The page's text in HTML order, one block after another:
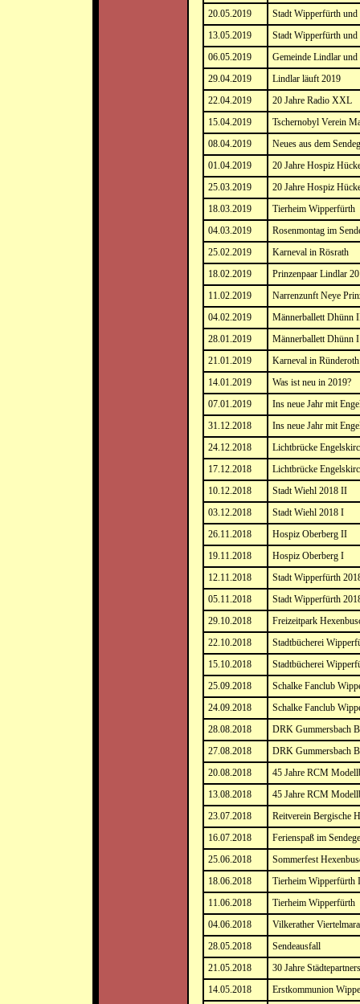
20.05.2019
Stadt Wipperfürth
13.05.2019
Stadt Wipperfürth
06.05.2019
Gemeinde Lindlar und
29.04.2019
Lindlar läuft 2019
22.04.2019
20 Jahre Radio XXL
15.04.2019
Tschernobyl Verein
08.04.2019
Neues aus dem
01.04.2019
20 Jahre Hospiz
25.03.2019
20 Jahre Hospiz
18.03.2019
Tierheim Wipperfürth
04.03.2019
Rosenmontag im
25.02.2019
Karneval in Rösrath
18.02.2019
Prinzenpaar Lindlar
11.02.2019
Narrenzunft Neye
04.02.2019
Männerballett Dhünn
28.01.2019
Männerballett Dhünn I
21.01.2019
Karneval in
14.01.2019
Was ist neu in 2019?
07.01.2019
Ins neue Jahr mit
31.12.2018
Ins neue Jahr mit
24.12.2018
Lichtbrücke
17.12.2018
Lichtbrücke
10.12.2018
Stadt Wiehl 2018 II
03.12.2018
Stadt Wiehl 2018 I
26.11.2018
Hospiz Oberberg II
19.11.2018
Hospiz Oberberg I
12.11.2018
Stadt Wipperfürth
05.11.2018
Stadt Wipperfürth
29.10.2018
Freizeitpark
22.10.2018
Stadtbücherei
15.10.2018
Stadtbücherei
25.09.2018
Schalke Fanclub
24.09.2018
Schalke Fanclub
28.08.2018
DRK Gummersbach
27.08.2018
DRK Gummersbach
20.08.2018
45 Jahre RCM
13.08.2018
45 Jahre RCM
23.07.2018
Reitverein Bergische
16.07.2018
Ferienspaß im
25.06.2018
Sommerfest
18.06.2018
Tierheim Wipperfürth
11.06.2018
Tierheim Wipperfürth
04.06.2018
Vilkerather
28.05.2018
Sendeausfall
21.05.2018
30 Jahre
14.05.2018
Erstkommunion